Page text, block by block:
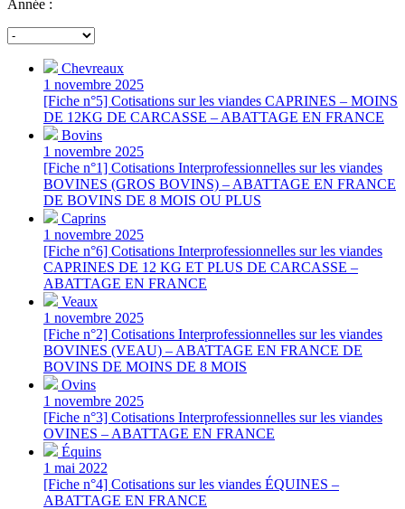
Année :
Chevreaux
1 novembre 2025
[Fiche n°5] Cotisations sur les viandes CAPRINES – MOINS
DE 12KG DE CARCASSE – ABATTAGE EN FRANCE
Bovins
1 novembre 2025
[Fiche n°1] Cotisations Interprofessionnelles sur les viandes
BOVINES (GROS BOVINS) – ABATTAGE EN FRANCE
DE BOVINS DE 8 MOIS OU PLUS
Caprins
1 novembre 2025
[Fiche n°6] Cotisations Interprofessionnelles sur les viandes
CAPRINES DE 12 KG ET PLUS DE CARCASSE –
ABATTAGE EN FRANCE
Veaux
1 novembre 2025
[Fiche n°2] Cotisations Interprofessionnelles sur les viandes
BOVINES (VEAU) – ABATTAGE EN FRANCE DE
BOVINS DE MOINS DE 8 MOIS
Ovins
1 novembre 2025
[Fiche n°3] Cotisations Interprofessionnelles sur les viandes
OVINES – ABATTAGE EN FRANCE
Équins
1 mai 2022
[Fiche n°4] Cotisations sur les viandes ÉQUINES –
ABATTAGE EN FRANCE